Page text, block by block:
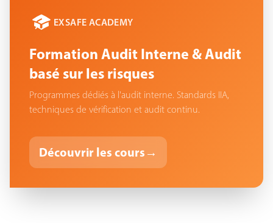
EXSAFE ACADEMY
Formation Audit Interne & Audit
basé sur les risques
Programmes dédiés à l'audit interne. Standards IIA,
techniques de vérification et audit continu.
Découvrir les cours →